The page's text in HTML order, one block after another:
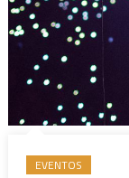
EVENTOS